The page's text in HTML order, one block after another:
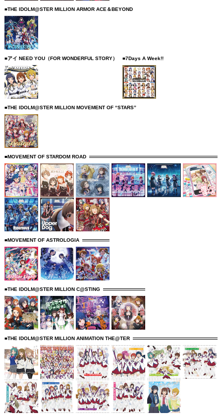
■THE IDOLM@STER MILLION ARMOR ACE＆BEYOND
■アイ NEED YOU（FOR WONDERFUL STORY） ■7Days A Week!!
■THE IDOLM@STER MILLION MOVEMENT OF “STARS”
■MOVEMENT OF STARDOM ROAD
■MOVEMENT OF ASTROLOGIA
■THE IDOLM@STER MILLION C@STING
■THE IDOLM@STER MILLION ANIMATION THE@TER